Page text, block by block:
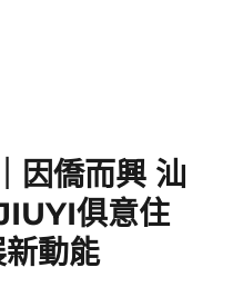
因僑而興 汕
俱意住
動能